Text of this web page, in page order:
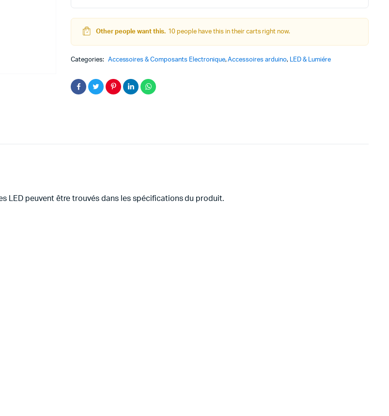
Lego Education
Pack Arduino – raspberry pi
blanc
Other people want this. 10 people have this in their carts right now.
Categories: Accessoires & Composants Electronique,Accessoires arduino, LED & Lumiére
LED peuvent être trouvés dans les spécifications du produit.